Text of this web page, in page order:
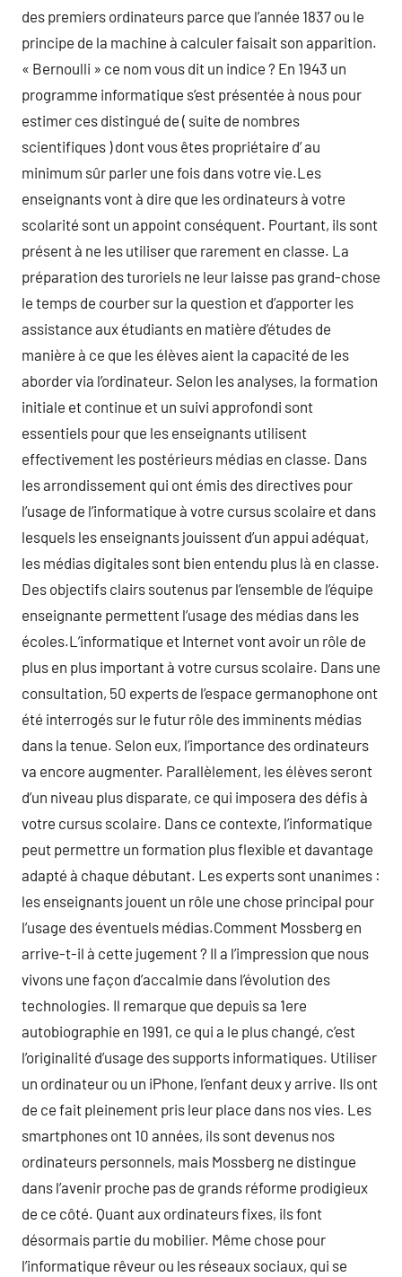
des premiers ordinateurs parce que l’année 1837 ou le
principe de la machine à calculer faisait son apparition.
« Bernoulli » ce nom vous dit un indice ? En 1943 un
programme informatique s’est présentée à nous pour
estimer ces distingué de ( suite de nombres
scientifiques ) dont vous êtes propriétaire d’ au
minimum sûr parler une fois dans votre vie.Les
enseignants vont à dire que les ordinateurs à votre
scolarité sont un appoint conséquent. Pourtant, ils sont
présent à ne les utiliser que rarement en classe. La
préparation des turoriels ne leur laisse pas grand-chose
le temps de courber sur la question et d’apporter les
assistance aux étudiants en matière d’études de
manière à ce que les élèves aient la capacité de les
aborder via l’ordinateur. Selon les analyses, la formation
initiale et continue et un suivi approfondi sont
essentiels pour que les enseignants utilisent
effectivement les postérieurs médias en classe. Dans
les arrondissement qui ont émis des directives pour
l’usage de l’informatique à votre cursus scolaire et dans
lesquels les enseignants jouissent d’un appui adéquat,
les médias digitales sont bien entendu plus là en classe.
Des objectifs clairs soutenus par l’ensemble de l’équipe
enseignante permettent l’usage des médias dans les
écoles.L’informatique et Internet vont avoir un rôle de
plus en plus important à votre cursus scolaire. Dans une
consultation, 50 experts de l’espace germanophone ont
été interrogés sur le futur rôle des imminents médias
dans la tenue. Selon eux, l’importance des ordinateurs
va encore augmenter. Parallèlement, les élèves seront
d’un niveau plus disparate, ce qui imposera des défis à
votre cursus scolaire. Dans ce contexte, l’informatique
peut permettre un formation plus flexible et davantage
adapté à chaque débutant. Les experts sont unanimes :
les enseignants jouent un rôle une chose principal pour
l’usage des éventuels médias.Comment Mossberg en
arrive-t-il à cette jugement ? Il a l’impression que nous
vivons une façon d’accalmie dans l’évolution des
technologies. Il remarque que depuis sa 1ere
autobiographie en 1991, ce qui a le plus changé, c’est
l’originalité d’usage des supports informatiques. Utiliser
un ordinateur ou un iPhone, l’enfant deux y arrive. Ils ont
de ce fait pleinement pris leur place dans nos vies. Les
smartphones ont 10 années, ils sont devenus nos
ordinateurs personnels, mais Mossberg ne distingue
dans l’avenir proche pas de grands réforme prodigieux
de ce côté. Quant aux ordinateurs fixes, ils font
désormais partie du mobilier. Même chose pour
l’informatique rêveur ou les réseaux sociaux, qui se